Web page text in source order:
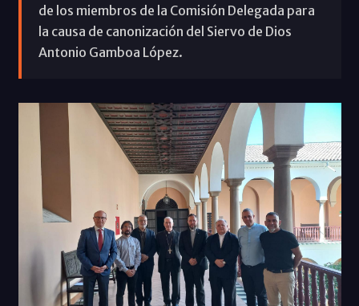
de los miembros de la Comisión Delegada para
la causa de canonización del Siervo de Dios
Antonio Gamboa López.